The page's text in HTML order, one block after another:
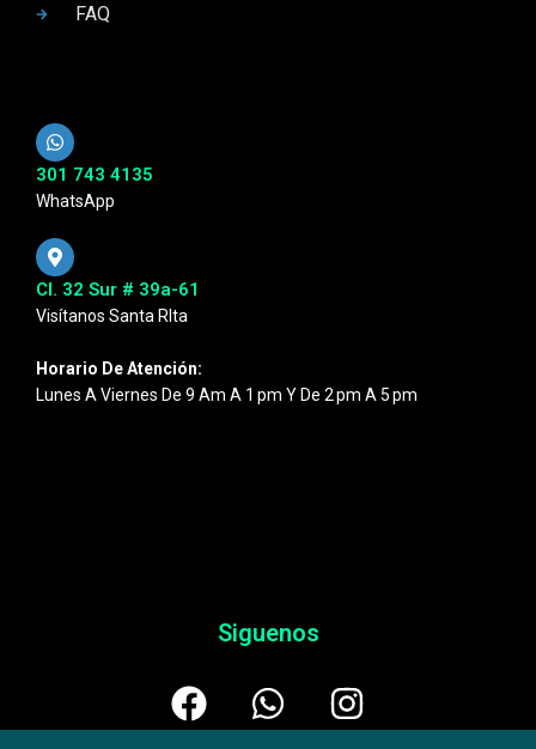
FAQ
301 743 4135
WhatsApp
Cl. 32 Sur # 39a-61
Visítanos Santa RIta
Horario De Atención:
Lunes A Viernes De 9 Am A 1 Pm Y De 2 Pm A 5 Pm
Siguenos